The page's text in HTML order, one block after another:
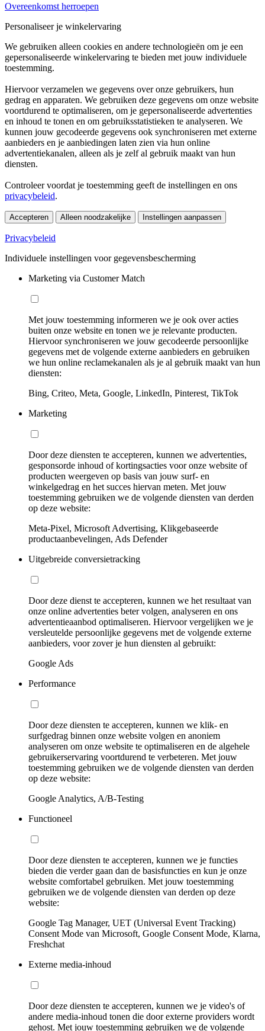
Overeenkomst herroepen
Personaliseer je winkelervaring
We gebruiken alleen cookies en andere technologieën om je een
gepersonaliseerde winkelervaring te bieden met jouw individuele
toestemming.
Hiervoor verzamelen we gegevens over onze gebruikers, hun
gedrag en apparaten. We gebruiken deze gegevens om onze website
voortdurend te optimaliseren, om je gepersonaliseerde advertenties
en inhoud te tonen en om gebruiksstatistieken te analyseren. We
kunnen jouw gecodeerde gegevens ook synchroniseren met externe
aanbieders en je aanbiedingen laten zien via hun online
advertentiekanalen, alleen als je zelf al gebruik maakt van hun
diensten.
Controleer voordat je toestemming geeft de instellingen en ons
privacybeleid.
Accepteren Alleen noodzakelijke Instellingen aanpassen
Privacybeleid
Individuele instellingen voor gegevensbescherming
Marketing via Customer Match
Met jouw toestemming informeren we je ook over acties
buiten onze website en tonen we je relevante producten.
Hiervoor synchroniseren we jouw gecodeerde persoonlijke
gegevens met de volgende externe aanbieders en gebruiken
we hun online reclamekanalen als je al gebruik maakt van hun
diensten:
Bing, Criteo, Meta, Google, LinkedIn, Pinterest, TikTok
Marketing
Door deze diensten te accepteren, kunnen we advertenties,
gesponsorde inhoud of kortingsacties voor onze website of
producten weergeven op basis van jouw surf- en
winkelgedrag en het succes hiervan meten. Met jouw
toestemming gebruiken we de volgende diensten van derden
op deze website:
Meta-Pixel, Microsoft Advertising, Klikgebaseerde
productaanbevelingen, Ads Defender
Uitgebreide conversietracking
Door deze dienst te accepteren, kunnen we het resultaat van
onze online advertenties beter volgen, analyseren en ons
advertentieaanbod optimaliseren. Hiervoor vergelijken we je
versleutelde persoonlijke gegevens met de volgende externe
aanbieders, voor zover je hun diensten al gebruikt:
Google Ads
Performance
Door deze diensten te accepteren, kunnen we klik- en
surfgedrag binnen onze website volgen en anoniem
analyseren om onze website te optimaliseren en de algehele
gebruikerservaring voortdurend te verbeteren. Met jouw
toestemming gebruiken we de volgende diensten van derden
op deze website:
Google Analytics, A/B-Testing
Functioneel
Door deze diensten te accepteren, kunnen we je functies
bieden die verder gaan dan de basisfuncties en kun je onze
website comfortabel gebruiken. Met jouw toestemming
gebruiken we de volgende diensten van derden op deze
website:
Google Tag Manager, UET (Universal Event Tracking)
Consent Mode van Microsoft, Google Consent Mode, Klarna,
Freshchat
Externe media-inhoud
Door deze diensten te accepteren, kunnen we je video's of
andere media-inhoud tonen die door externe providers wordt
gehost. Met jouw toestemming gebruiken we de volgende